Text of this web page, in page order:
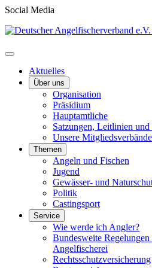
Social Media
Aktuelles
Über uns
Organisation
Präsidium
Hauptamtliche
Satzungen, Leitlinien
Unsere Mitgliedsverbände
Themen
Angeln und Fischen
Jugend
Gewässer- und
Politik
Castingsport
Service
Wie werde ich Angler?
Bundesweite
Angelfischerei
Rechtsschutzversicherung